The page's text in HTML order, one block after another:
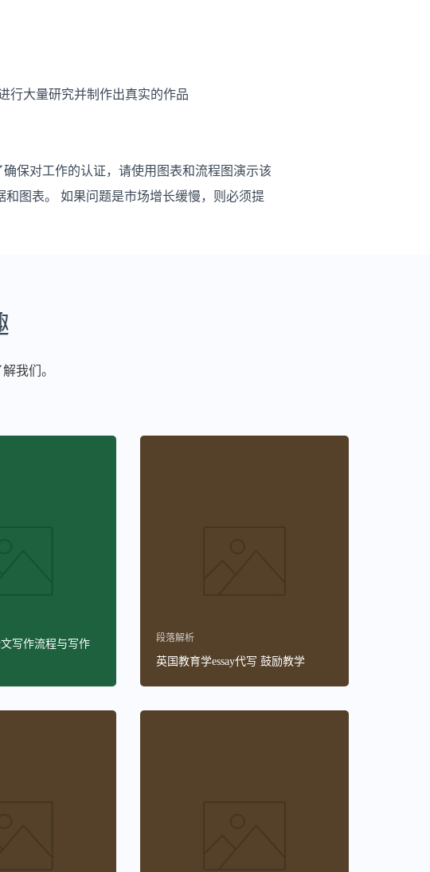
行大量研究并制作出真实的作品
保对工作的认证，请使用图表和流程图演示该
图表。 如果问题是市场增长缓慢，则必须提
我们。
写作流程与写作
段落解析
英国教育学essay代写 鼓励教学